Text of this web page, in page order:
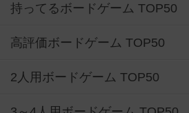
持ってるボードゲーム TOP50
高評価ボードゲーム TOP50
2人用ボードゲーム TOP50